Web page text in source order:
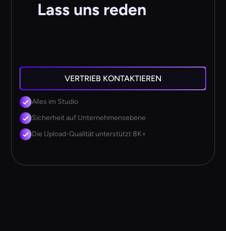
Lass uns reden
VERTRIEB KONTAKTIEREN
Alles im Studio
Sicherheit auf Unternehmensebene
Die Upload-Qualität unterstützt 8K+